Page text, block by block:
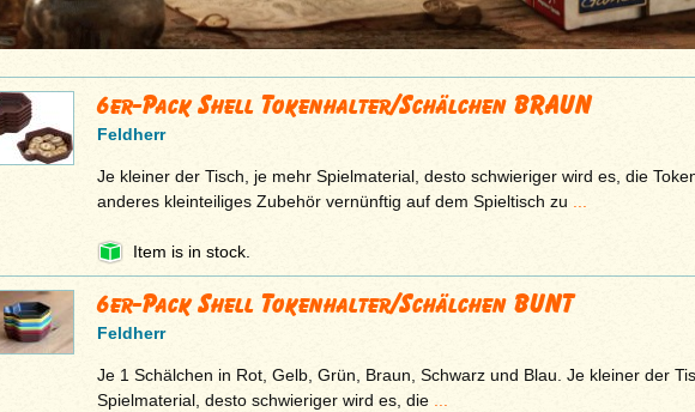
6er-Pack Shell Tokenhalter/Schälchen BRAUN
Feldherr
Je kleiner der Tisch, je mehr Spielmaterial, desto schwieriger wird es, die
anderes kleinteiliges Zubehör vernünftig auf dem Spieltisch zu ...
Item is in stock.
6er-Pack Shell Tokenhalter/Schälchen BUNT
Feldherr
Je 1 Schälchen in Rot, Gelb, Grün, Braun, Schwarz und Blau. Je kleiner der
Spielmaterial, desto schwieriger wird es, die ...